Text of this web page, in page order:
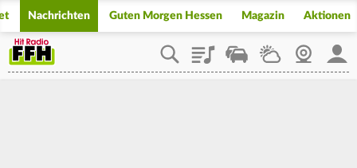
Nachrichten Guten Morgen Hessen Magazin Aktionen
PlaylistStaupilotWetterWebcam